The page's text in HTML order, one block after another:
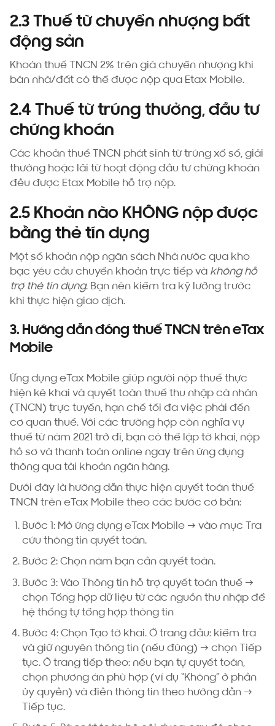
2.3 Thuế từ chuyển nhượng bất
động sản
Khoản thuế TNCN 2% trên giá chuyển nhượng khi
bán nhà/đất có thể được nộp qua Etax Mobile.
2.4 Thuế từ trúng thưởng, đầu tư
chứng khoán
Các khoản thuế TNCN phát sinh từ trúng xổ số, giải
thưởng hoặc lãi từ hoạt động đầu tư chứng khoán
đều được Etax Mobile hỗ trợ nộp.
2.5 Khoản nào KHÔNG nộp được
bằng thẻ tín dụng
Một số khoản nộp ngân sách Nhà nước qua kho
bạc yêu cầu chuyển khoản trực tiếp và không hỗ
trợ thẻ tín dụng. Bạn nên kiểm tra kỹ lưỡng trước
khi thực hiện giao dịch.
3. Hướng dẫn đóng thuế TNCN trên eTax
Mobile
Ứng dụng eTax Mobile giúp người nộp thuế thực
hiện kê khai và quyết toán thuế thu nhập cá nhân
(TNCN) trực tuyến, hạn chế tối đa việc phải đến
cơ quan thuế. Với các trường hợp còn nghĩa vụ
thuế từ năm 2021 trở đi, bạn có thể lập tờ khai, nộp
hồ sơ và thanh toán online ngay trên ứng dụng
thông qua tài khoản ngân hàng.
Dưới đây là hướng dẫn thực hiện quyết toán thuế
TNCN trên eTax Mobile theo các bước cơ bản:
Bước 1: Mở ứng dụng eTax Mobile → vào mục Tra
cứu thông tin quyết toán.
Bước 2: Chọn năm bạn cần quyết toán.
Bước 3: Vào Thông tin hỗ trợ quyết toán thuế →
chọn Tổng hợp dữ liệu từ các nguồn thu nhập để
hệ thống tự tổng hợp thông tin
Bước 4: Chọn Tạo tờ khai. Ở trang đầu: kiểm tra
và giữ nguyên thông tin (nếu đúng) → chọn Tiếp
tục. Ở trang tiếp theo: nếu bạn tự quyết toán,
chọn phương án phù hợp (ví dụ “Không” ở phần
ủy quyền) và điền thông tin theo hướng dẫn →
Tiếp tục.